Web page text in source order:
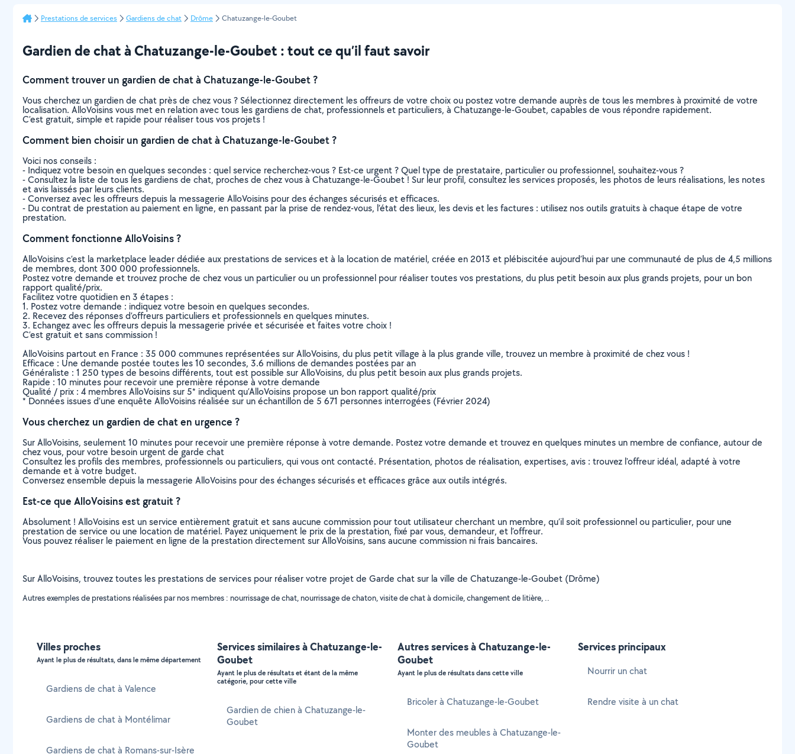
Prestations de services Gardiens de chat Drôme Chatuzange-le-Goubet
Gardien de chat à Chatuzange-le-Goubet : tout ce qu’il faut savoir
Comment trouver un gardien de chat à Chatuzange-le-Goubet ?
Vous cherchez un gardien de chat près de chez vous ? Sélectionnez directement les offreurs de votre choix ou postez votre demande auprès de tous les membres à proximité de votre
localisation. AlloVoisins vous met en relation avec tous les gardiens de chat, professionnels et particuliers, à Chatuzange-le-Goubet, capables de vous répondre rapidement.
C’est gratuit, simple et rapide pour réaliser tous vos projets !
Comment bien choisir un gardien de chat à Chatuzange-le-Goubet ?
Voici nos conseils :
- Indiquez votre besoin en quelques secondes : quel service recherchez-vous ? Est-ce urgent ? Quel type de prestataire, particulier ou professionnel, souhaitez-vous ?
- Consultez la liste de tous les gardiens de chat, proches de chez vous à Chatuzange-le-Goubet ! Sur leur profil, consultez les services proposés, les photos de leurs réalisations, les notes
et avis laissés par leurs clients.
- Conversez avec les offreurs depuis la messagerie AlloVoisins pour des échanges sécurisés et efficaces.
- Du contrat de prestation au paiement en ligne, en passant par la prise de rendez-vous, l’état des lieux, les devis et les factures : utilisez nos outils gratuits à chaque étape de votre
prestation.
Comment fonctionne AlloVoisins ?
AlloVoisins c’est la marketplace leader dédiée aux prestations de services et à la location de matériel, créée en 2013 et plébiscitée aujourd’hui par une communauté de plus de 4,5 millions
de membres, dont 300 000 professionnels.
Postez votre demande et trouvez proche de chez vous un particulier ou un professionnel pour réaliser toutes vos prestations, du plus petit besoin aux plus grands projets, pour un bon
rapport qualité/prix.
Facilitez votre quotidien en 3 étapes :
1. Postez votre demande : indiquez votre besoin en quelques secondes.
2. Recevez des réponses d’offreurs particuliers et professionnels en quelques minutes.
3. Echangez avec les offreurs depuis la messagerie privée et sécurisée et faites votre choix !
C’est gratuit et sans commission !
AlloVoisins partout en France : 35 000 communes représentées sur AlloVoisins, du plus petit village à la plus grande ville, trouvez un membre à proximité de chez vous !
Efficace : Une demande postée toutes les 10 secondes, 3.6 millions de demandes postées par an
Généraliste : 1 250 types de besoins différents, tout est possible sur AlloVoisins, du plus petit besoin aux plus grands projets.
Rapide : 10 minutes pour recevoir une première réponse à votre demande
Qualité / prix : 4 membres AlloVoisins sur 5* indiquent qu’AlloVoisins propose un bon rapport qualité/prix
* Données issues d’une enquête AlloVoisins réalisée sur un échantillon de 5 671 personnes interrogées (Février 2024)
Vous cherchez un gardien de chat en urgence ?
Sur AlloVoisins, seulement 10 minutes pour recevoir une première réponse à votre demande. Postez votre demande et trouvez en quelques minutes un membre de confiance, autour de
chez vous, pour votre besoin urgent de garde chat
Consultez les profils des membres, professionnels ou particuliers, qui vous ont contacté. Présentation, photos de réalisation, expertises, avis : trouvez l'offreur idéal, adapté à votre
demande et à votre budget.
Conversez ensemble depuis la messagerie AlloVoisins pour des échanges sécurisés et efficaces grâce aux outils intégrés.
Est-ce que AlloVoisins est gratuit ?
Absolument ! AlloVoisins est un service entièrement gratuit et sans aucune commission pour tout utilisateur cherchant un membre, qu’il soit professionnel ou particulier, pour une
prestation de service ou une location de matériel. Payez uniquement le prix de la prestation, fixé par vous, demandeur, et l’offreur.
Vous pouvez réaliser le paiement en ligne de la prestation directement sur AlloVoisins, sans aucune commission ni frais bancaires.
Sur AlloVoisins, trouvez toutes les prestations de services pour réaliser votre projet de Garde chat sur la ville de Chatuzange-le-Goubet (Drôme)
Autres exemples de prestations réalisées par nos membres : nourrissage de chat, nourrissage de chaton, visite de chat à domicile, changement de litière, ..
Villes proches
Ayant le plus de résultats, dans le même département
Gardiens de chat à Valence
Gardiens de chat à Montélimar
Gardiens de chat à Romans-sur-Isère
Services similaires à Chatuzange-le-
Goubet
Ayant le plus de résultats et étant de la même
catégorie, pour cette ville
Gardien de chien à Chatuzange-le-
Goubet
Autres services à Chatuzange-le-
Goubet
Ayant le plus de résultats dans cette ville
Bricoler à Chatuzange-le-Goubet
Monter des meubles à Chatuzange-le-
Goubet
Services principaux
Nourrir un chat
Rendre visite à un chat